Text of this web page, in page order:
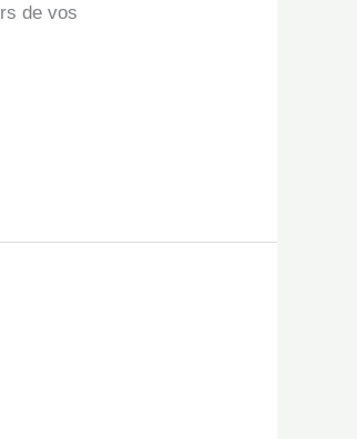
de vos